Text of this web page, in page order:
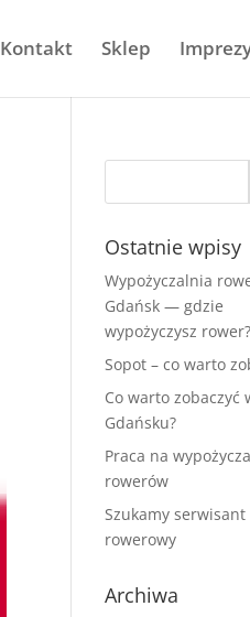
Kontakt Sklep
Ostatnie wpisy
Wypożyczalnia
Gdańsk — gdzie
wypożyczysz rower?
Sopot – co warto
Co warto zobaczyć
Gdańsku?
Praca na
rowerów
Szukamy serwisant
rowerowy
Archiwa